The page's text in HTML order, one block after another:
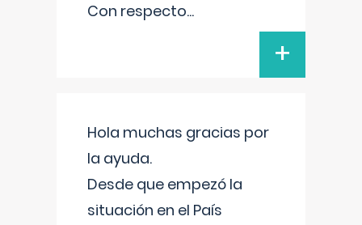
Con respecto...
+
Hola muchas gracias por
la ayuda.
Desde que empezó la
situación en el País